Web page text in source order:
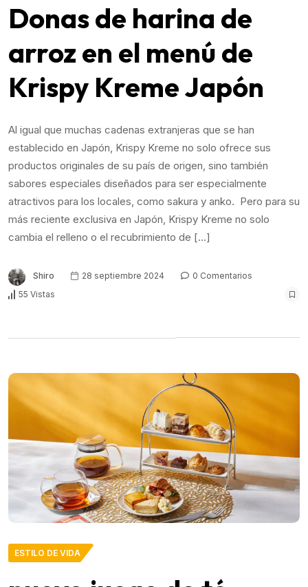
Donas de harina de
arroz en el menú de
Krispy Kreme Japón
Al igual que muchas cadenas extranjeras que se han
establecido en Japón, Krispy Kreme no solo ofrece sus
productos originales de su país de origen, sino también
sabores especiales diseñados para ser especialmente
atractivos para los locales, como sakura y anko. Pero para su
más reciente exclusiva en Japón, Krispy Kreme no solo
cambia el relleno o el recubrimiento de […]
Shiro 28 septiembre 2024
0 Comentarios
55 Vistas
ESTILO DE VIDA